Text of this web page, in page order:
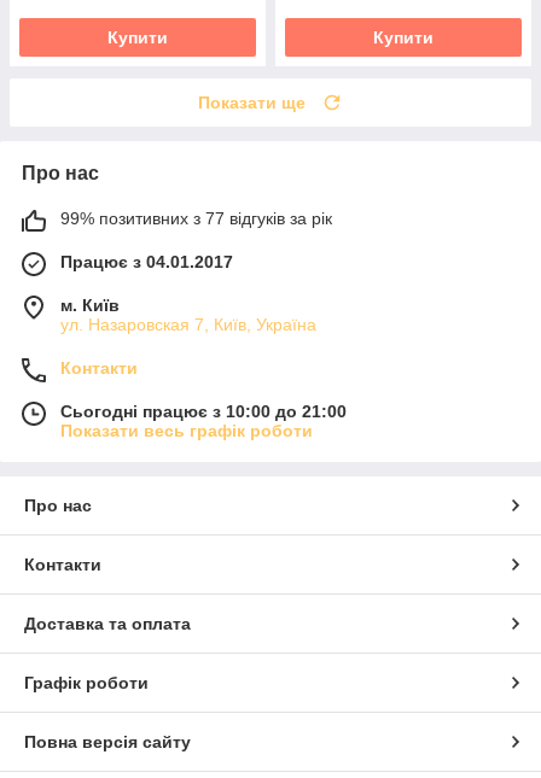
Купити Купити
Показати ще
Про нас
99% позитивних з 77 відгуків за рік
Працює з 04.01.2017
м. Київ
ул. Назаровская 7, Київ, Україна
Контакти
Сьогодні працює з 10:00 до 21:00
Показати весь графік роботи
Про нас
Контакти
Доставка та оплата
Графік роботи
Повна версія сайту